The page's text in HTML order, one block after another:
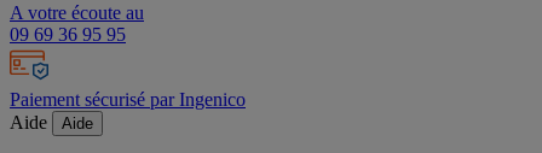
A votre écoute au
09 69 36 95 95
Paiement sécurisé par Ingenico
Aide
Aide